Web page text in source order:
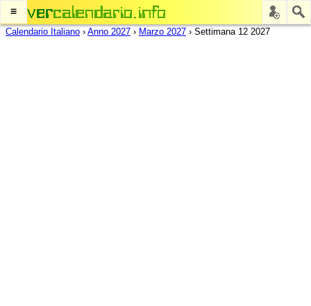
≡
Calendario Italiano › Anno 2027 › Marzo 2027 › Settimana 12 2027